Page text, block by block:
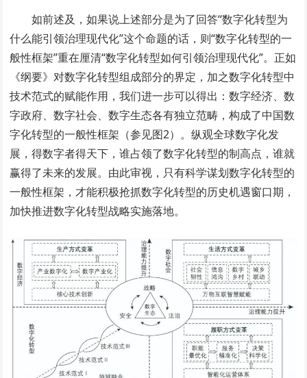
如前述及，如果说上述部分是为了回答“数字化转型为
什么能引领治理现代化”这个命题的话，则“数字化转型的一
般性框架”重在厘清“数字化转型如何引领治理现代化”。正如
《纲要》对数字化转型组成部分的界定，加之数字化转型中
技术范式的赋能作用，我们进一步可以得出：数字经济、数
字政府、数字社会、数字生态各有独立范畴，构成了中国数
字化转型的一般性框架（参见图2）。纵观全球数字化发
展，得数字者得天下，谁占领了数字化转型的制高点，谁就
赢得了未来的发展。由此审视，只有科学谋划数字化转型的
一般性框架，才能积极抢抓数字化转型的历史机遇窗口期，
加快推进数字化转型战略实施落地。